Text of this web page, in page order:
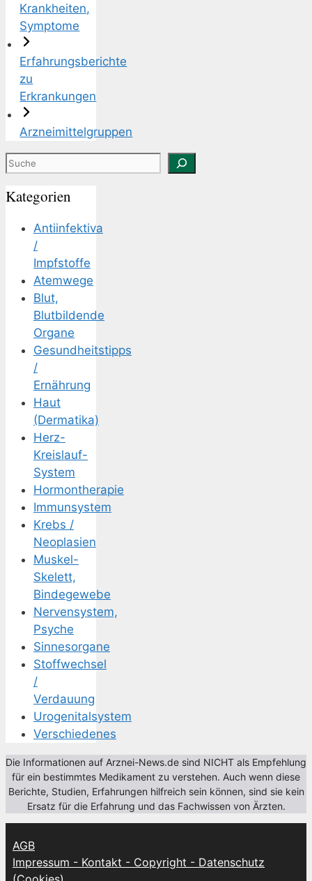
Krankheiten,
Symptome
Erfahrungsberichte
zu
Erkrankungen
Arzneimittelgruppen
Suchen
Kategorien
Antiinfektiva
/
Impfstoffe
Atemwege
Blut,
Blutbildende
Organe
Gesundheitstipps
/
Ernährung
Haut
(Dermatika)
Herz-
Kreislauf-
System
Hormontherapie
Immunsystem
Krebs /
Neoplasien
Muskel-
Skelett,
Bindegewebe
Nervensystem,
Psyche
Sinnesorgane
Stoffwechsel
/
Verdauung
Urogenitalsystem
Verschiedenes
Die Informationen auf Arznei-News.de sind NICHT als Empfehlung
für ein bestimmtes Medikament zu verstehen. Auch wenn diese
Berichte, Studien, Erfahrungen hilfreich sein können, sind sie kein
Ersatz für die Erfahrung und das Fachwissen von Ärzten.
AGB
Impressum - Kontakt - Copyright - Datenschutz